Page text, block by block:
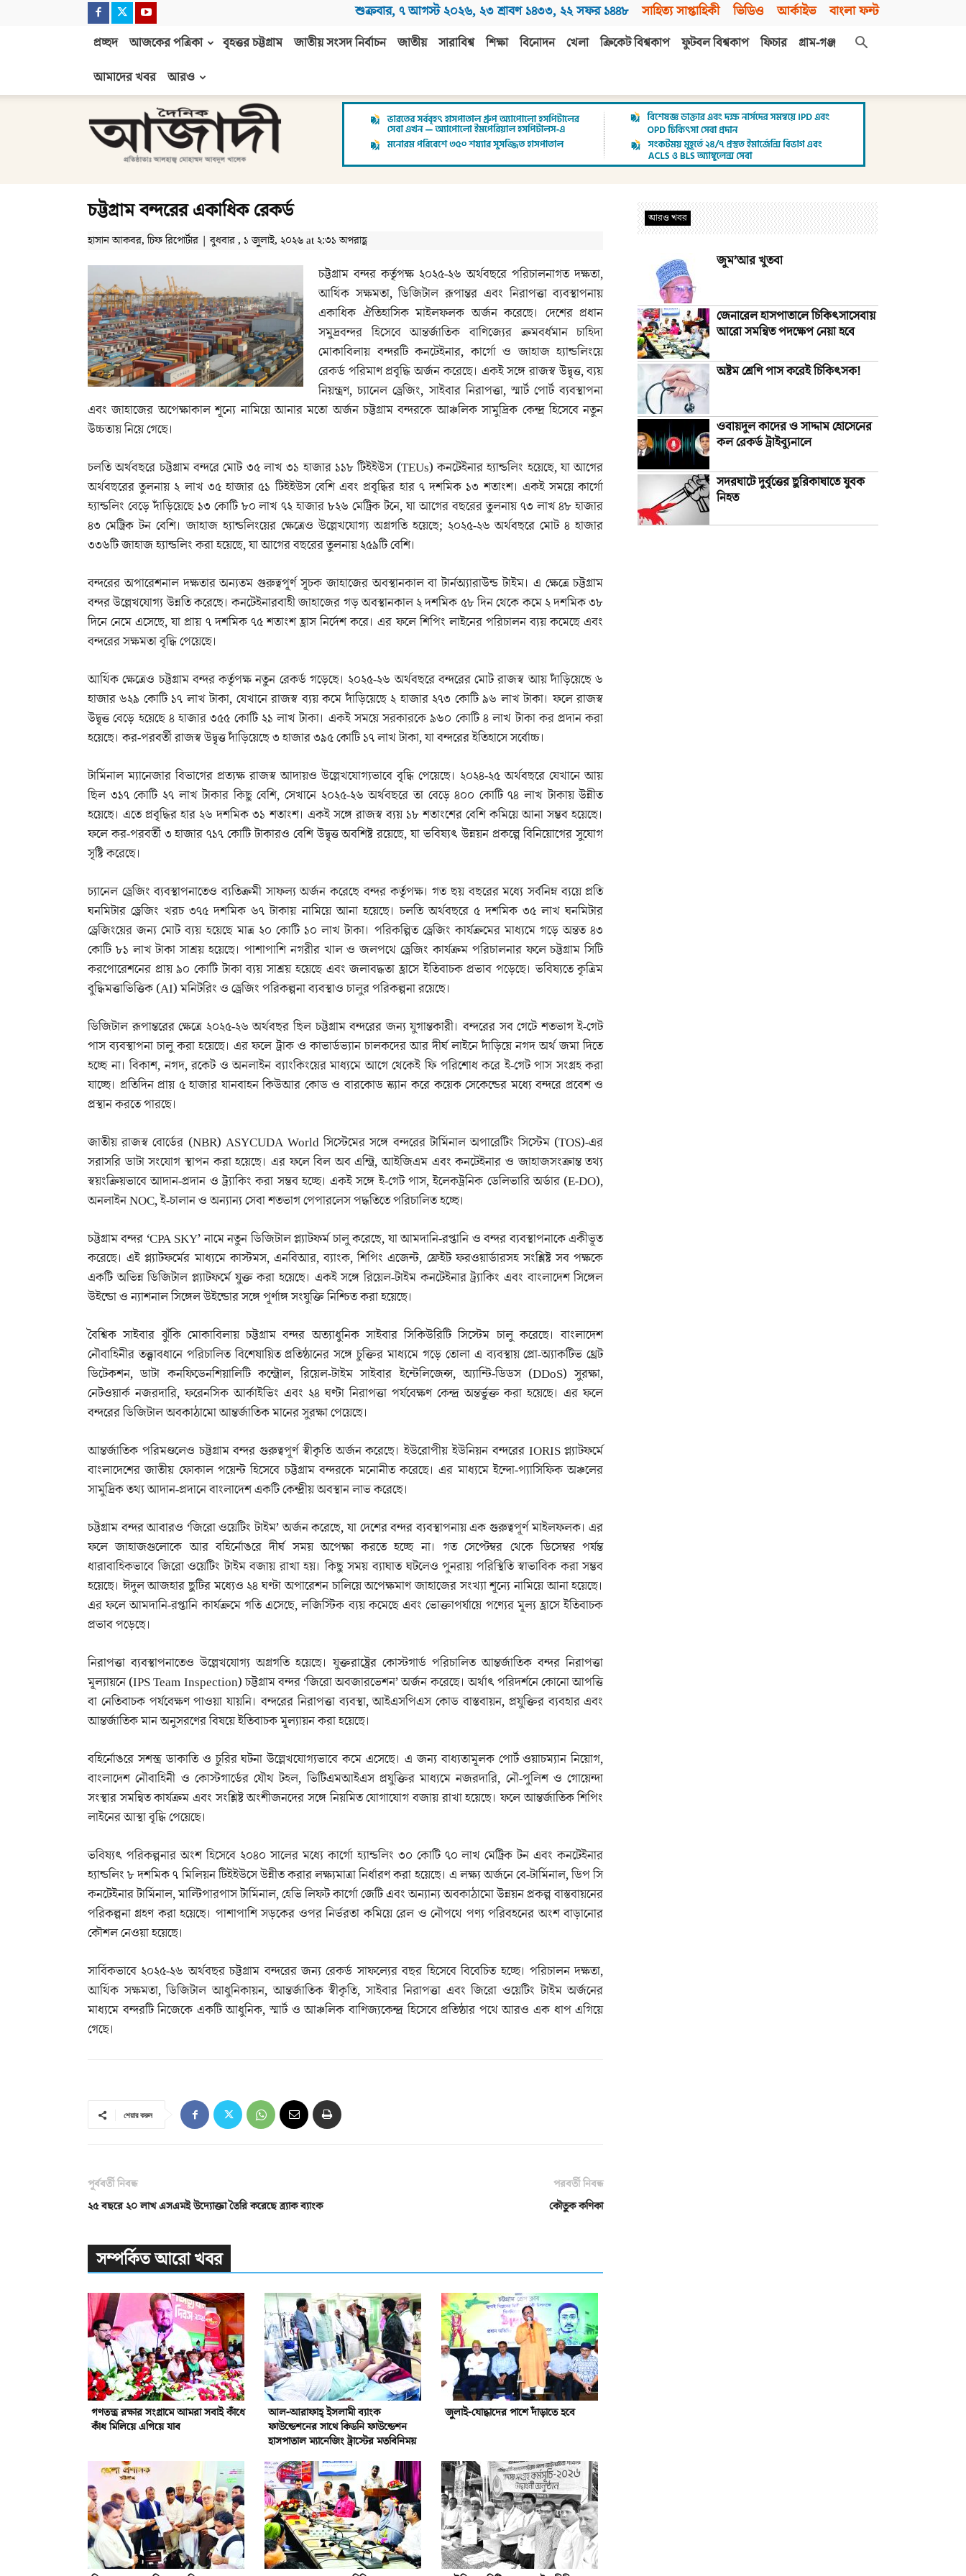
শুক্রবার, ৭ আগস্ট ২০২৬, ২৩ শ্রাবণ ১৪৩৩, ২২ সফর ১৪৪৮ সাহিত্য সাপ্তাহিকী ভিডিও আর্কাইভ বাংলা ফন্ট
প্রচ্ছদ আজকের পত্রিকা বৃহত্তর চট্টগ্রাম জাতীয় সংসদ নির্বাচন জাতীয় সারাবিশ্ব শিক্ষা বিনোদন খেলা ক্রিকেট বিশ্বকাপ ফুটবল বিশ্বকাপ ফিচার
গ্রাম-গঞ্জ
আমাদের খবর
আরও
আজাদী
চট্টগ্রাম বন্দরের একাধিক রেকর্ড
হাসান আকবর, চিফ রিপোর্টার | বুধবার , ১ জুলাই, ২০২৬ at ২:৩১ অপরাহ্ণ
চট্টগ্রাম বন্দর কর্তৃপক্ষ ২০২৫-২৬ অর্থবছরে পরিচালনাগত দক্ষতা,
আর্থিক সক্ষমতা, ডিজিটাল রূপান্তর এবং নিরাপত্তা ব্যবস্থাপনায়
একাধিক ঐতিহাসিক মাইলফলক অর্জন করেছে। দেশের প্রধান
সমুদ্রবন্দর হিসেবে আন্তর্জাতিক বাণিজ্যের ক্রমবর্ধমান চাহিদা
মোকাবিলায় বন্দরটি কনটেইনার, কার্গো ও জাহাজ হ্যান্ডলিংয়ে
রেকর্ড পরিমাণ প্রবৃদ্ধি অর্জন করেছে। একই সঙ্গে রাজস্ব উদ্বৃত্ত, ব্যয়
নিয়ন্ত্রণ, চ্যানেল ড্রেজিং, সাইবার নিরাপত্তা, স্মার্ট পোর্ট ব্যবস্থাপনা
এবং জাহাজের অপেক্ষাকাল শূন্যে নামিয়ে আনার মতো অর্জন চট্টগ্রাম বন্দরকে আঞ্চলিক সামুদ্রিক কেন্দ্র হিসেবে নতুন
উচ্চতায় নিয়ে গেছে।
চলতি অর্থবছরে চট্টগ্রাম বন্দরে মোট ৩৫ লাখ ৩১ হাজার ১১৮ টিইইউস (TEUs) কনটেইনার হ্যান্ডলিং হয়েছে, যা আগের
অর্থবছরের তুলনায় ২ লাখ ৩৫ হাজার ৫১ টিইইউস বেশি এবং প্রবৃদ্ধির হার ৭ দশমিক ১৩ শতাংশ। একই সময়ে কার্গো
হ্যান্ডলিং বেড়ে দাঁড়িয়েছে ১৩ কোটি ৮০ লাখ ৭২ হাজার ৮২৬ মেট্রিক টনে, যা আগের বছরের তুলনায় ৭৩ লাখ ৪৮ হাজার
৪৩ মেট্রিক টন বেশি। জাহাজ হ্যান্ডলিংয়ের ক্ষেত্রেও উল্লেখযোগ্য অগ্রগতি হয়েছে; ২০২৫-২৬ অর্থবছরে মোট ৪ হাজার
৩৩৬টি জাহাজ হ্যান্ডলিং করা হয়েছে, যা আগের বছরের তুলনায় ২৫৯টি বেশি।
বন্দরের অপারেশনাল দক্ষতার অন্যতম গুরুত্বপূর্ণ সূচক জাহাজের অবস্থানকাল বা টার্নঅ্যারাউন্ড টাইম। এ ক্ষেত্রে চট্টগ্রাম
বন্দর উল্লেখযোগ্য উন্নতি করেছে। কনটেইনারবাহী জাহাজের গড় অবস্থানকাল ২ দশমিক ৫৮ দিন থেকে কমে ২ দশমিক ৩৮
দিনে নেমে এসেছে, যা প্রায় ৭ দশমিক ৭৫ শতাংশ হ্রাস নির্দেশ করে। এর ফলে শিপিং লাইনের পরিচালন ব্যয় কমেছে এবং
বন্দরের সক্ষমতা বৃদ্ধি পেয়েছে।
আর্থিক ক্ষেত্রেও চট্টগ্রাম বন্দর কর্তৃপক্ষ নতুন রেকর্ড গড়েছে। ২০২৫-২৬ অর্থবছরে বন্দরের মোট রাজস্ব আয় দাঁড়িয়েছে ৬
হাজার ৬২৯ কোটি ১৭ লাখ টাকা, যেখানে রাজস্ব ব্যয় কমে দাঁড়িয়েছে ২ হাজার ২৭৩ কোটি ৯৬ লাখ টাকা। ফলে রাজস্ব
উদ্বৃত্ত বেড়ে হয়েছে ৪ হাজার ৩৫৫ কোটি ২১ লাখ টাকা। একই সময়ে সরকারকে ৯৬০ কোটি ৪ লাখ টাকা কর প্রদান করা
হয়েছে। কর-পরবর্তী রাজস্ব উদ্বৃত্ত দাঁড়িয়েছে ৩ হাজার ৩৯৫ কোটি ১৭ লাখ টাকা, যা বন্দরের ইতিহাসে সর্বোচ্চ।
টার্মিনাল ম্যানেজার বিভাগের প্রত্যক্ষ রাজস্ব আদায়ও উল্লেখযোগ্যভাবে বৃদ্ধি পেয়েছে। ২০২৪-২৫ অর্থবছরে যেখানে আয়
ছিল ৩১৭ কোটি ২৭ লাখ টাকার কিছু বেশি, সেখানে ২০২৫-২৬ অর্থবছরে তা বেড়ে ৪০০ কোটি ৭৪ লাখ টাকায় উন্নীত
হয়েছে। এতে প্রবৃদ্ধির হার ২৬ দশমিক ৩১ শতাংশ। একই সঙ্গে রাজস্ব ব্যয় ১৮ শতাংশের বেশি কমিয়ে আনা সম্ভব হয়েছে।
ফলে কর-পরবর্তী ৩ হাজার ৭১৭ কোটি টাকারও বেশি উদ্বৃত্ত অবশিষ্ট রয়েছে, যা ভবিষ্যৎ উন্নয়ন প্রকল্পে বিনিয়োগের সুযোগ
সৃষ্টি করেছে।
চ্যানেল ড্রেজিং ব্যবস্থাপনাতেও ব্যতিক্রমী সাফল্য অর্জন করেছে বন্দর কর্তৃপক্ষ। গত ছয় বছরের মধ্যে সর্বনিম্ন ব্যয়ে প্রতি
ঘনমিটার ড্রেজিং খরচ ৩৭৫ দশমিক ৬৭ টাকায় নামিয়ে আনা হয়েছে। চলতি অর্থবছরে ৫ দশমিক ৩৫ লাখ ঘনমিটার
ড্রেজিংয়ের জন্য মোট ব্যয় হয়েছে মাত্র ২০ কোটি ১০ লাখ টাকা। পরিকল্পিত ড্রেজিং কার্যক্রমের মাধ্যমে গড়ে অন্তত ৪৩
কোটি ৮১ লাখ টাকা সাশ্রয় হয়েছে। পাশাপাশি নগরীর খাল ও জলপথে ড্রেজিং কার্যক্রম পরিচালনার ফলে চট্টগ্রাম সিটি
করপোরেশনের প্রায় ৯০ কোটি টাকা ব্যয় সাশ্রয় হয়েছে এবং জলাবদ্ধতা হ্রাসে ইতিবাচক প্রভাব পড়েছে। ভবিষ্যতে কৃত্রিম
বুদ্ধিমত্তাভিত্তিক (AI) মনিটরিং ও ড্রেজিং পরিকল্পনা ব্যবস্থাও চালুর পরিকল্পনা রয়েছে।
ডিজিটাল রূপান্তরের ক্ষেত্রে ২০২৫-২৬ অর্থবছর ছিল চট্টগ্রাম বন্দরের জন্য যুগান্তকারী। বন্দরের সব গেটে শতভাগ ই-গেট
পাস ব্যবস্থাপনা চালু করা হয়েছে। এর ফলে ট্রাক ও কাভার্ডভ্যান চালকদের আর দীর্ঘ লাইনে দাঁড়িয়ে নগদ অর্থ জমা দিতে
হচ্ছে না। বিকাশ, নগদ, রকেট ও অনলাইন ব্যাংকিংয়ের মাধ্যমে আগে থেকেই ফি পরিশোধ করে ই-গেট পাস সংগ্রহ করা
যাচ্ছে। প্রতিদিন প্রায় ৫ হাজার যানবাহন কিউআর কোড ও বারকোড স্ক্যান করে কয়েক সেকেন্ডের মধ্যে বন্দরে প্রবেশ ও
প্রস্থান করতে পারছে।
জাতীয় রাজস্ব বোর্ডের (NBR) ASYCUDA World সিস্টেমের সঙ্গে বন্দরের টার্মিনাল অপারেটিং সিস্টেম (TOS)-এর
সরাসরি ডাটা সংযোগ স্থাপন করা হয়েছে। এর ফলে বিল অব এন্ট্রি, আইজিএম এবং কনটেইনার ও জাহাজসংক্রান্ত তথ্য
স্বয়ংক্রিয়ভাবে আদান-প্রদান ও ট্র্যাকিং করা সম্ভব হচ্ছে। একই সঙ্গে ই-গেট পাস, ইলেকট্রনিক ডেলিভারি অর্ডার (E-DO),
অনলাইন NOC, ই-চালান ও অন্যান্য সেবা শতভাগ পেপারলেস পদ্ধতিতে পরিচালিত হচ্ছে।
চট্টগ্রাম বন্দর ‘CPA SKY’ নামে নতুন ডিজিটাল প্ল্যাটফর্ম চালু করেছে, যা আমদানি-রপ্তানি ও বন্দর ব্যবস্থাপনাকে একীভূত
করেছে। এই প্ল্যাটফর্মের মাধ্যমে কাস্টমস, এনবিআর, ব্যাংক, শিপিং এজেন্ট, ফ্রেইট ফরওয়ার্ডারসহ সংশ্লিষ্ট সব পক্ষকে
একটি অভিন্ন ডিজিটাল প্ল্যাটফর্মে যুক্ত করা হয়েছে। একই সঙ্গে রিয়েল-টাইম কনটেইনার ট্র্যাকিং এবং বাংলাদেশ সিঙ্গেল
উইন্ডো ও ন্যাশনাল সিঙ্গেল উইন্ডোর সঙ্গে পূর্ণাঙ্গ সংযুক্তি নিশ্চিত করা হয়েছে।
বৈশ্বিক সাইবার ঝুঁকি মোকাবিলায় চট্টগ্রাম বন্দর অত্যাধুনিক সাইবার সিকিউরিটি সিস্টেম চালু করেছে। বাংলাদেশ
নৌবাহিনীর তত্ত্বাবধানে পরিচালিত বিশেষায়িত প্রতিষ্ঠানের সঙ্গে চুক্তির মাধ্যমে গড়ে তোলা এ ব্যবস্থায় প্রো-অ্যাকটিভ থ্রেট
ডিটেকশন, ডাটা কনফিডেনশিয়ালিটি কন্ট্রোল, রিয়েল-টাইম সাইবার ইন্টেলিজেন্স, অ্যান্টি-ডিডস (DDoS) সুরক্ষা,
নেটওয়ার্ক নজরদারি, ফরেনসিক আর্কাইভিং এবং ২৪ ঘণ্টা নিরাপত্তা পর্যবেক্ষণ কেন্দ্র অন্তর্ভুক্ত করা হয়েছে। এর ফলে
বন্দরের ডিজিটাল অবকাঠামো আন্তর্জাতিক মানের সুরক্ষা পেয়েছে।
আন্তর্জাতিক পরিমণ্ডলেও চট্টগ্রাম বন্দর গুরুত্বপূর্ণ স্বীকৃতি অর্জন করেছে। ইউরোপীয় ইউনিয়ন বন্দরের IORIS প্ল্যাটফর্মে
বাংলাদেশের জাতীয় ফোকাল পয়েন্ট হিসেবে চট্টগ্রাম বন্দরকে মনোনীত করেছে। এর মাধ্যমে ইন্দো-প্যাসিফিক অঞ্চলের
সামুদ্রিক তথ্য আদান-প্রদানে বাংলাদেশ একটি কেন্দ্রীয় অবস্থান লাভ করেছে।
চট্টগ্রাম বন্দর আবারও ‘জিরো ওয়েটিং টাইম’ অর্জন করেছে, যা দেশের বন্দর ব্যবস্থাপনায় এক গুরুত্বপূর্ণ মাইলফলক। এর
ফলে জাহাজগুলোকে আর বহির্নোঙরে দীর্ঘ সময় অপেক্ষা করতে হচ্ছে না। গত সেপ্টেম্বর থেকে ডিসেম্বর পর্যন্ত
ধারাবাহিকভাবে জিরো ওয়েটিং টাইম বজায় রাখা হয়। কিছু সময় ব্যাঘাত ঘটলেও পুনরায় পরিস্থিতি স্বাভাবিক করা সম্ভব
হয়েছে। ঈদুল আজহার ছুটির মধ্যেও ২৪ ঘণ্টা অপারেশন চালিয়ে অপেক্ষমাণ জাহাজের সংখ্যা শূন্যে নামিয়ে আনা হয়েছে।
এর ফলে আমদানি-রপ্তানি কার্যক্রমে গতি এসেছে, লজিস্টিক ব্যয় কমেছে এবং ভোক্তাপর্যায়ে পণ্যের মূল্য হ্রাসে ইতিবাচক
প্রভাব পড়েছে।
নিরাপত্তা ব্যবস্থাপনাতেও উল্লেখযোগ্য অগ্রগতি হয়েছে। যুক্তরাষ্ট্রের কোস্টগার্ড পরিচালিত আন্তর্জাতিক বন্দর নিরাপত্তা
মূল্যায়নে (IPS Team Inspection) চট্টগ্রাম বন্দর ‘জিরো অবজারভেশন’ অর্জন করেছে। অর্থাৎ পরিদর্শনে কোনো আপত্তি
বা নেতিবাচক পর্যবেক্ষণ পাওয়া যায়নি। বন্দরের নিরাপত্তা ব্যবস্থা, আইএসপিএস কোড বাস্তবায়ন, প্রযুক্তির ব্যবহার এবং
আন্তর্জাতিক মান অনুসরণের বিষয়ে ইতিবাচক মূল্যায়ন করা হয়েছে।
বহির্নোঙরে সশস্ত্র ডাকাতি ও চুরির ঘটনা উল্লেখযোগ্যভাবে কমে এসেছে। এ জন্য বাধ্যতামূলক পোর্ট ওয়াচম্যান নিয়োগ,
বাংলাদেশ নৌবাহিনী ও কোস্টগার্ডের যৌথ টহল, ভিটিএমআইএস প্রযুক্তির মাধ্যমে নজরদারি, নৌ-পুলিশ ও গোয়েন্দা
সংস্থার সমন্বিত কার্যক্রম এবং সংশ্লিষ্ট অংশীজনদের সঙ্গে নিয়মিত যোগাযোগ বজায় রাখা হয়েছে। ফলে আন্তর্জাতিক শিপিং
লাইনের আস্থা বৃদ্ধি পেয়েছে।
ভবিষ্যৎ পরিকল্পনার অংশ হিসেবে ২০৪০ সালের মধ্যে কার্গো হ্যান্ডলিং ৩০ কোটি ৭০ লাখ মেট্রিক টন এবং কনটেইনার
হ্যান্ডলিং ৮ দশমিক ৭ মিলিয়ন টিইইউসে উন্নীত করার লক্ষ্যমাত্রা নির্ধারণ করা হয়েছে। এ লক্ষ্য অর্জনে বে-টার্মিনাল, ডিপ সি
কনটেইনার টার্মিনাল, মাল্টিপারপাস টার্মিনাল, হেভি লিফট কার্গো জেটি এবং অন্যান্য অবকাঠামো উন্নয়ন প্রকল্প বাস্তবায়নের
পরিকল্পনা গ্রহণ করা হয়েছে। পাশাপাশি সড়কের ওপর নির্ভরতা কমিয়ে রেল ও নৌপথে পণ্য পরিবহনের অংশ বাড়ানোর
কৌশল নেওয়া হয়েছে।
সার্বিকভাবে ২০২৫-২৬ অর্থবছর চট্টগ্রাম বন্দরের জন্য রেকর্ড সাফল্যের বছর হিসেবে বিবেচিত হচ্ছে। পরিচালন দক্ষতা,
আর্থিক সক্ষমতা, ডিজিটাল আধুনিকায়ন, আন্তর্জাতিক স্বীকৃতি, সাইবার নিরাপত্তা এবং জিরো ওয়েটিং টাইম অর্জনের
মাধ্যমে বন্দরটি নিজেকে একটি আধুনিক, স্মার্ট ও আঞ্চলিক বাণিজ্যকেন্দ্র হিসেবে প্রতিষ্ঠার পথে আরও এক ধাপ এগিয়ে
গেছে।
শেয়ার করুন
পূর্ববর্তী নিবন্ধ
২৫ বছরে ২০ লাখ এসএমই উদ্যোক্তা তৈরি করেছে ব্র্যাক ব্যাংক
পরবর্তী নিবন্ধ
কৌতুক কণিকা
সম্পর্কিত আরো খবর
গণতন্ত্র রক্ষার সংগ্রামে আমরা সবাই কাঁধে
কাঁধ মিলিয়ে এগিয়ে যাব
আল-আরাফাহ্‌ ইসলামী ব্যাংক
ফাউন্ডেশনের সাথে কিডনি ফাউন্ডেশন
হাসপাতাল ম্যানেজিং ট্রাস্টের মতবিনিময়
জুলাই-যোদ্ধাদের পাশে দাঁড়াতে হবে
আরও খবর
জুম’আর খুতবা
জেনারেল হাসপাতালে চিকিৎসাসেবায়
আরো সমন্বিত পদক্ষেপ নেয়া হবে
অষ্টম শ্রেণি পাস করেই চিকিৎসক!
ওবায়দুল কাদের ও সাদ্দাম হোসেনের
কল রেকর্ড ট্রাইব্যুনালে
সদরঘাটে দুর্বৃত্তের ছুরিকাঘাতে যুবক
নিহত